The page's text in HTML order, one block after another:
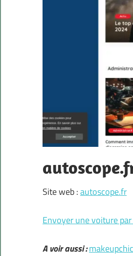
Site web :autoscope.fr
Envoyer une voiture
A voir aussi :